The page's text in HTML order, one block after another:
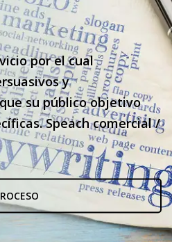
por el cual
y
su público objetivo
Speach comercial /